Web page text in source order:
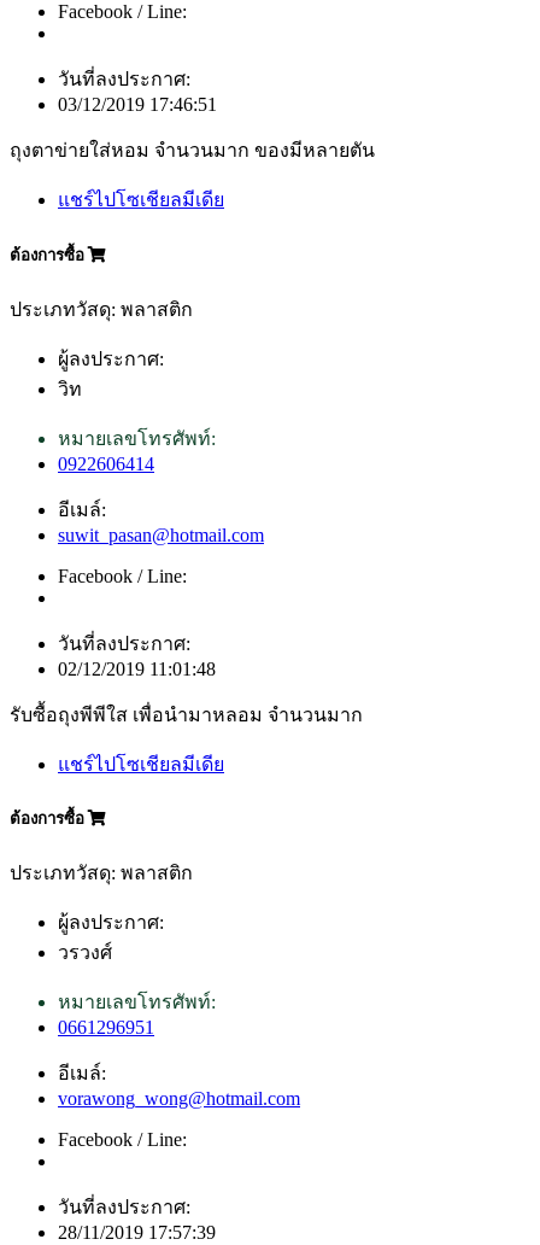
Facebook / Line:
วันที่ลงประกาศ:
03/12/2019 17:46:51
ถุงตาข่ายใส่หอม จำนวนมาก ของมีหลายตัน
แชร์ไปโซเชียลมีเดีย
ต้องการซื้อ
ประเภทวัสดุ: พลาสติก
ผู้ลงประกาศ:
วิท
หมายเลขโทรศัพท์:
0922606414
อีเมล์:
suwit_pasan@hotmail.com
Facebook / Line:
วันที่ลงประกาศ:
02/12/2019 11:01:48
รับซื้อถุงพีพีใส เพื่อนำมาหลอม จำนวนมาก
แชร์ไปโซเชียลมีเดีย
ต้องการซื้อ
ประเภทวัสดุ: พลาสติก
ผู้ลงประกาศ:
วรวงศ์
หมายเลขโทรศัพท์:
0661296951
อีเมล์:
vorawong_wong@hotmail.com
Facebook / Line:
วันที่ลงประกาศ:
28/11/2019 17:57:39